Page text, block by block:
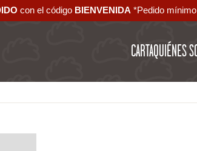
con el código ‪ BIENVENIDA‬ *Pedido
CARTAQUIÉNES